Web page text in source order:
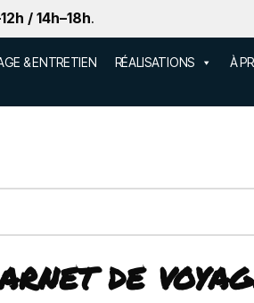
/ 14h–18h.
& ENTRETIEN RÉALISATIONS À
de